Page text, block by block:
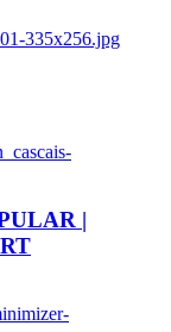
335x256.jpg
|